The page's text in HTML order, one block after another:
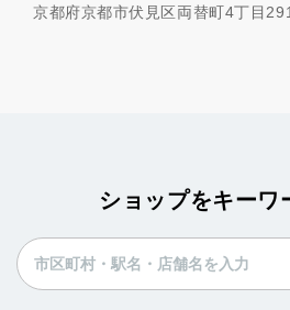
京都府京都市伏見区両替町4丁目
ショップをキーワ